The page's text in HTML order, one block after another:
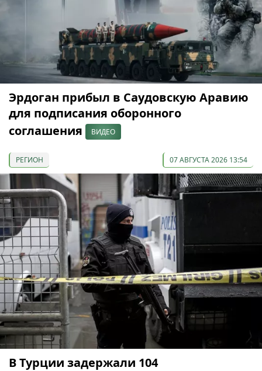
Эрдоган прибыл в Саудовскую Аравию
для подписания оборонного
соглашения
ВИДЕО
РЕГИОН 07 АВГУСТА 2026 13:54
В Турции задержали 104